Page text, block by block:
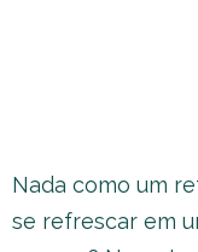
Nada como um
se refrescar em